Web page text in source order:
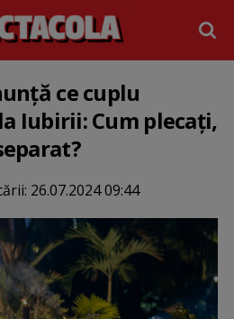
ce cuplu
Iubirii: Cum plecaţi,
26.07.2024 09:44